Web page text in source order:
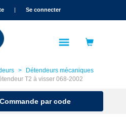
| Se connecter
Détendeurs mécaniques
T2 à visser 068-2002
Commande par code